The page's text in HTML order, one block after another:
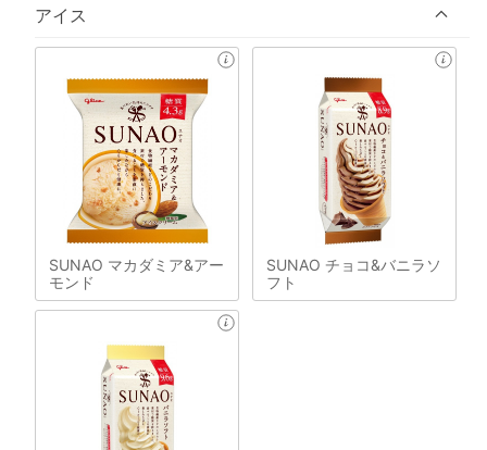
アイス
SUNAO マカダミア&アー
モンド
SUNAO チョコ&バニラソ
フト